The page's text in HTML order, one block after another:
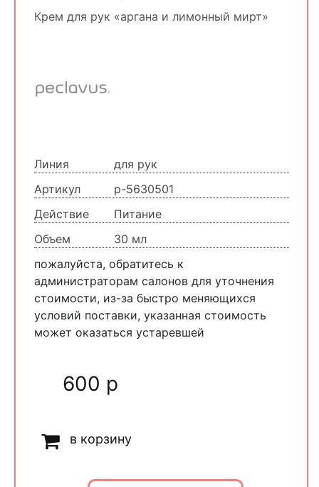
Крем для рук «аргана и лимонный мирт»
Линия
для рук
Артикул
p-5630501
Действие
Питание
Объем
30 мл
пожалуйста, обратитесь к
администраторам салонов для уточнения
стоимости, из-за быстро меняющихся
условий поставки, указанная стоимость
может оказаться устаревшей
600 р
в корзину